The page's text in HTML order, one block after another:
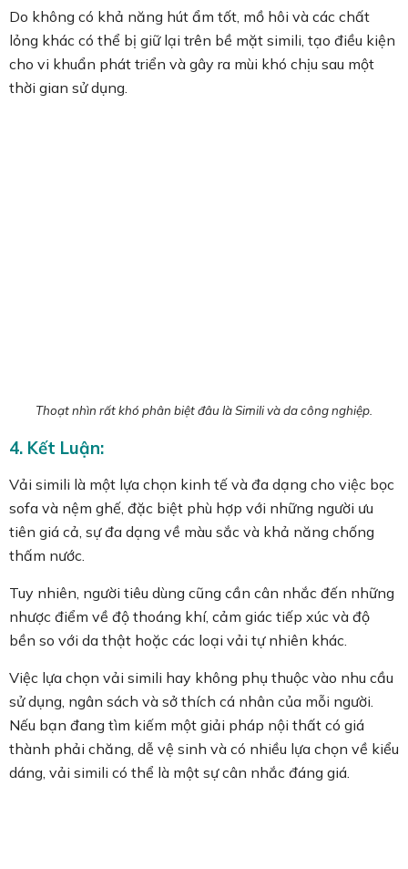
lỏng khác có thể bị giữ lại trên bề mặt simili, tạo điều kiện
cho vi khuẩn phát triển và gây ra mùi khó chịu sau một
thời gian sử dụng.
4. Kết Luận:
Vải simili là một lựa chọn kinh tế và đa dạng cho việc bọc
sofa và nệm ghế, đặc biệt phù hợp với những người ưu
tiên giá cả, sự đa dạng về màu sắc và khả năng chống
thấm nước.
Tuy nhiên, người tiêu dùng cũng cần cân nhắc đến những
nhược điểm về độ thoáng khí, cảm giác tiếp xúc và độ
bền so với da thật hoặc các loại vải tự nhiên khác.
Việc lựa chọn vải simili hay không phụ thuộc vào nhu cầu
sử dụng, ngân sách và sở thích cá nhân của mỗi người.
Nếu bạn đang tìm kiếm một giải pháp nội thất có giá
thành phải chăng, dễ vệ sinh và có nhiều lựa chọn về kiểu
dáng, vải simili có thể là một sự cân nhắc đáng giá.